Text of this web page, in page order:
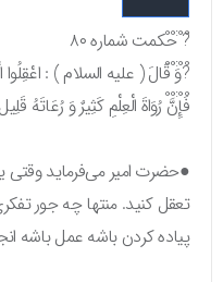
00:00
00:00
00:00
? حکمت شماره ۸۰
?وَ قَالَ ( عليه السلام ) : اعْقِلُوا
فَإِنَّ رُوَاةَ الْعِلْمِ كَثِيرٌ وَ رُعَاتَهُ قَلِيل
●حضرت امیر می‌فرماید وقتی
تعقل کنید. منتها چه جور
پیاده کردن باشه عمل باشه